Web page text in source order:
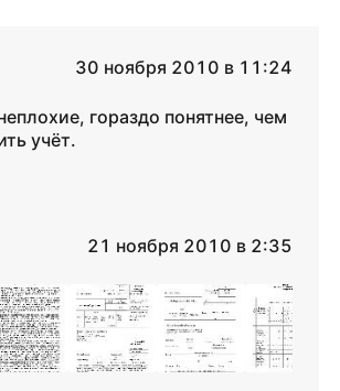
30 ноября 2010 в 11:24
гораздо понятнее, чем
учёт.
21 ноября 2010 в 2:35